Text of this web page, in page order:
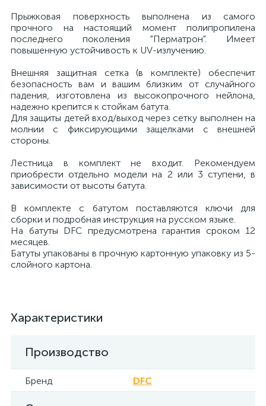
Прыжковая поверхность выполнена из самого
прочного на настоящий момент полипропилена
последнего поколения "Перматрон". Имеет
повышенную устойчивость к UV-излучению.
Внешняя защитная сетка (в комплекте) обеспечит
безопасность вам и вашим близким от случайного
падения, изготовлена из высокопрочного нейлона,
надежно крепится к стойкам батута.
Для защиты детей вход/выход через сетку выполнен на
молнии с фиксирующими защелками с внешней
стороны.
Лестница в комплект не входит. Рекомендуем
приобрести отдельно модели на 2 или 3 ступени, в
зависимости от высоты батута.
В комплекте с батутом поставляются ключи для
сборки и подробная инструкция на русском языке.
На батуты DFC предусмотрена гарантия сроком 12
месяцев.
Батуты упакованы в прочную картонную упаковку из 5-
слойного картона.
Характеристики
Производство
Бренд DFC